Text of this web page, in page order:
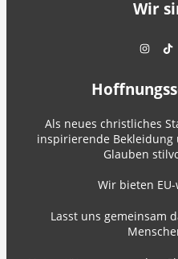
Wir
Als neues christliches
inspirierende Bekleidung
Glauben
Wir bieten
Lasst uns gemeinsam